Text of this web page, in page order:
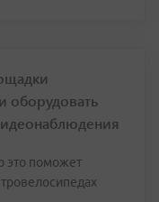
оборудовать
это поможет